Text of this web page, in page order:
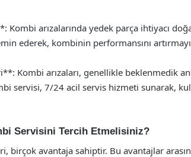
Kombi arızalarında yedek parça ihtiyacı
ederek, kombinin performansını
Kombi arızaları, genellikle beklenmedik
servisi, 7/24 acil servis hizmeti sunarak,
Servisini Tercih Etmelisiniz?
birçok avantaja sahiptir. Bu avantajlar